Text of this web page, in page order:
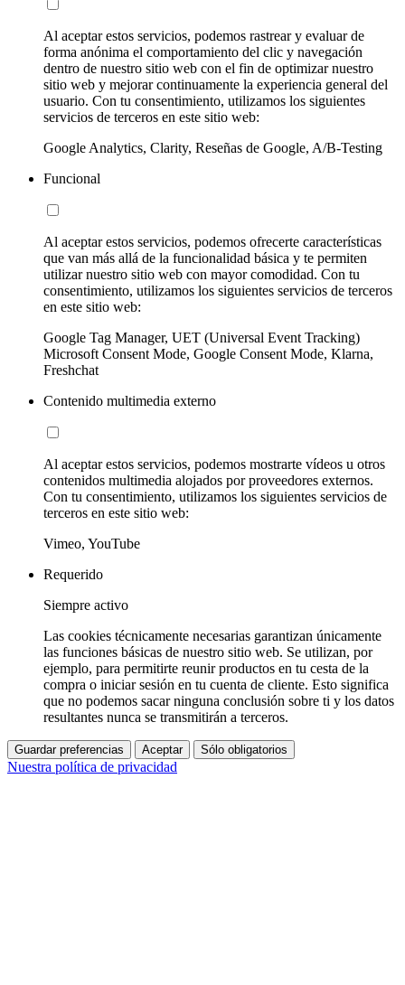
Al aceptar estos servicios, podemos rastrear y evaluar de
forma anónima el comportamiento del clic y navegación
dentro de nuestro sitio web con el fin de optimizar nuestro
sitio web y mejorar continuamente la experiencia general del
usuario. Con tu consentimiento, utilizamos los siguientes
servicios de terceros en este sitio web:
Google Analytics, Clarity, Reseñas de Google, A/B-Testing
Funcional
Al aceptar estos servicios, podemos ofrecerte características
que van más allá de la funcionalidad básica y te permiten
utilizar nuestro sitio web con mayor comodidad. Con tu
consentimiento, utilizamos los siguientes servicios de terceros
en este sitio web:
Google Tag Manager, UET (Universal Event Tracking)
Microsoft Consent Mode, Google Consent Mode, Klarna,
Freshchat
Contenido multimedia externo
Al aceptar estos servicios, podemos mostrarte vídeos u otros
contenidos multimedia alojados por proveedores externos.
Con tu consentimiento, utilizamos los siguientes servicios de
terceros en este sitio web:
Vimeo, YouTube
Requerido
Siempre activo
Las cookies técnicamente necesarias garantizan únicamente
las funciones básicas de nuestro sitio web. Se utilizan, por
ejemplo, para permitirte reunir productos en tu cesta de la
compra o iniciar sesión en tu cuenta de cliente. Esto significa
que no podemos sacar ninguna conclusión sobre ti y los datos
resultantes nunca se transmitirán a terceros.
Guardar preferencias Aceptar Sólo obligatorios
Nuestra política de privacidad